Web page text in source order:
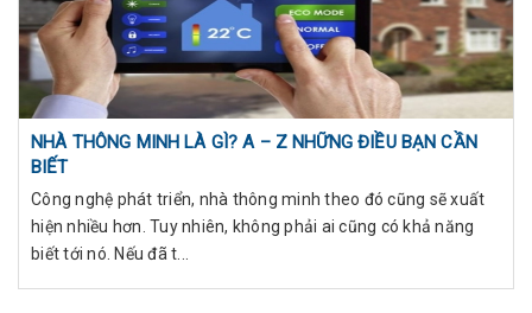
NHÀ THÔNG MINH LÀ GÌ? A – Z NHỮNG ĐIỀU BẠN CẦN
BIẾT
Công nghệ phát triển, nhà thông minh theo đó cũng sẽ xuất
hiện nhiều hơn. Tuy nhiên, không phải ai cũng có khả năng
biết tới nó. Nếu đã t...